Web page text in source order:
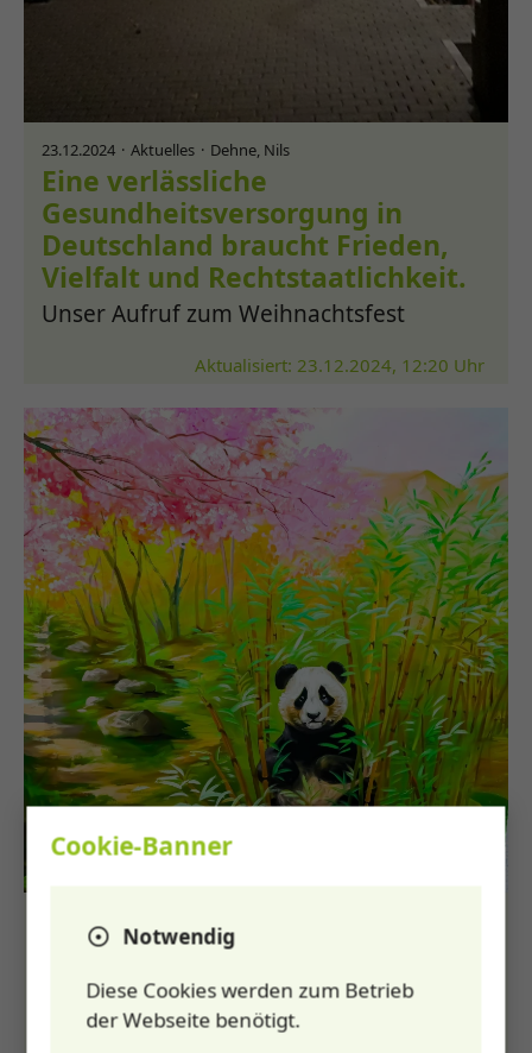
23.12.2024 Aktuelles Dehne, Nils
Eine verlässliche
Gesundheitsversorgung in
Deutschland braucht Frieden,
Vielfalt und Rechtstaatlichkeit.
Unser Aufruf zum Weihnachtsfest
Aktualisiert: 23.12.2024, 12:20 Uhr
Bilder machen
Gesundheitszentrum zum
Lebensraum
Cookie-Banner
Notwendig
Diese Cookies werden zum Betrieb
der Webseite benötigt.